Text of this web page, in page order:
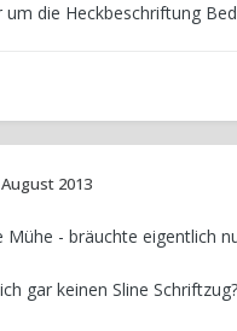
um die Heckbeschriftung
August 2013
Mühe - bräuchte eigentlich
gar keinen Sline